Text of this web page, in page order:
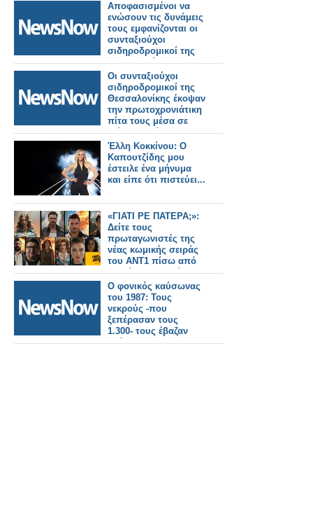
Αποφασισμένοι να
ενώσουν τις δυνάμεις
τους εμφανίζονται οι
συνταξιούχοι
σιδηροδρομικοί της
Θεσσαλονίκης.
Βίντεο.
Οι συνταξιούχοι
σιδηροδρομικοί της
Θεσσαλονίκης έκοψαν
την πρωτοχρονιάτικη
πίτα τους μέσα σε
κλίμα συγκίνησης.
Εικόνες και βίντεο
Έλλη Κοκκίνου: Ο
Καπουτζίδης μου
έστειλε ένα μήνυμα
και είπε ότι πιστεύει...
«ΓΙΑΤΙ ΡΕ ΠΑΤΕΡΑ;»:
Δείτε τους
πρωταγωνιστές της
νέας κωμικής σειράς
του ΑΝΤ1 πίσω από
τις κάμερες, σε ένα
backstage βίντεο από
τα γυρίσματα του
trailer
Ο φονικός καύσωνας
του 1987: Τους
νεκρούς -που
ξεπέρασαν τους
1.300- τους έβαζαν
ακόμα και σε